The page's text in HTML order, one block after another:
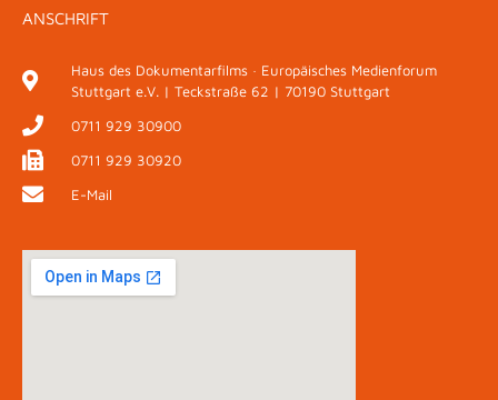
ANSCHRIFT
Haus des Dokumentarfilms · Europäisches Medienforum
Stuttgart e.V. | Teckstraße 62 | 70190 Stuttgart
0711 929 30900
0711 929 30920
E-Mail